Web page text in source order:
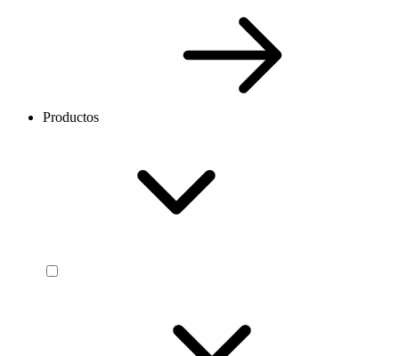
Productos